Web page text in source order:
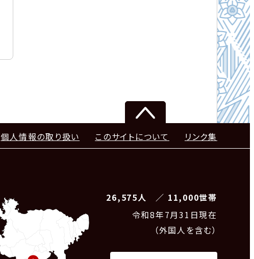
個人情報の取り扱い このサイトについて リンク集
26,575人 ／ 11,000世帯
令和8年7月31日現在
（外国人を含む）